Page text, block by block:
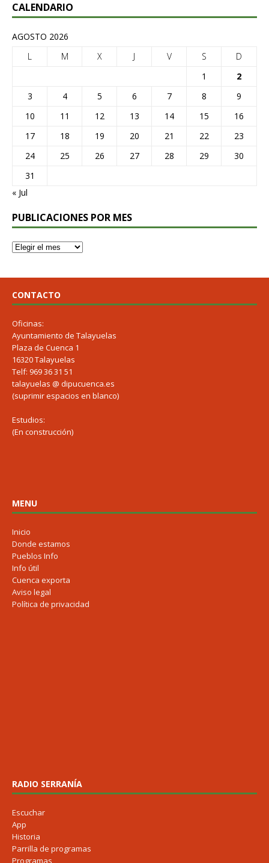
CALENDARIO
AGOSTO 2026
L
M X J V S
D
1
2
3
4 5 6 7 8
9
10
11 12 13 14 15
16
17
18 19 20 21 22
23
24
25 26 27 28 29
30
31
« Jul
PUBLICACIONES POR MES
CONTACTO
Oficinas:
Ayuntamiento de Talayuelas
Plaza de Cuenca 1
16320 Talayuelas
Telf: 969 36 31 51
talayuelas @ dipucuenca.es
(suprimir espacios en blanco)
Estudios:
(En construcción)
MENU
Inicio
Donde estamos
Pueblos Info
Info útil
Cuenca exporta
Aviso legal
Política de privacidad
RADIO SERRANÍA
Escuchar
App
Historia
Parrilla de programas
Programas